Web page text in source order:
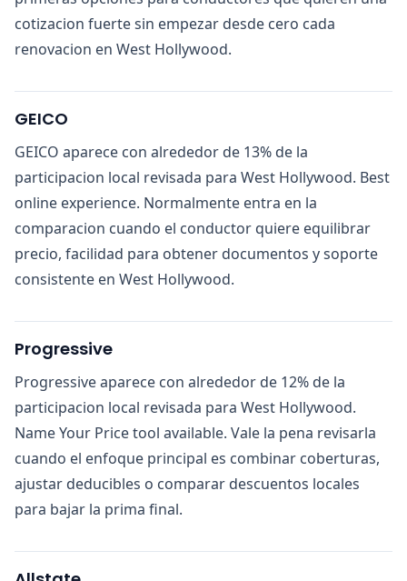
cotizacion fuerte sin empezar desde cero cada
renovacion en West Hollywood.
GEICO
GEICO aparece con alrededor de 13% de la
participacion local revisada para West Hollywood. Best
online experience. Normalmente entra en la
comparacion cuando el conductor quiere equilibrar
precio, facilidad para obtener documentos y soporte
consistente en West Hollywood.
Progressive
Progressive aparece con alrededor de 12% de la
participacion local revisada para West Hollywood.
Name Your Price tool available. Vale la pena revisarla
cuando el enfoque principal es combinar coberturas,
ajustar deducibles o comparar descuentos locales
para bajar la prima final.